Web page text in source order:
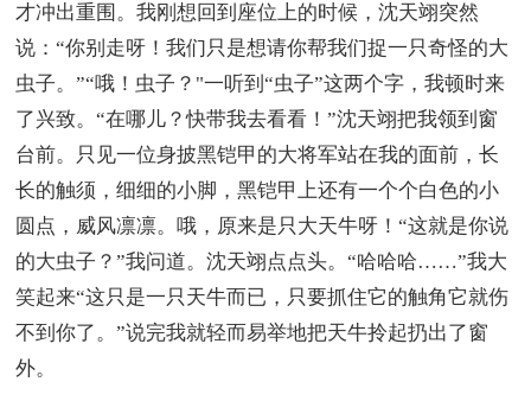
才冲出重围。我刚想回到座位上的时候，沈天翊突然
说：“你别走呀！我们只是想请你帮我们捉一只奇怪的大
虫子。”“哦！虫子？"一听到“虫子”这两个字，我顿时来
了兴致。“在哪儿？快带我去看看！”沈天翊把我领到窗
台前。只见一位身披黑铠甲的大将军站在我的面前，长
长的触须，细细的小脚，黑铠甲上还有一个个白色的小
圆点，威风凛凛。哦，原来是只大天牛呀！“这就是你说
的大虫子？”我问道。沈天翊点点头。“哈哈哈……”我大
笑起来“这只是一只天牛而已，只要抓住它的触角它就伤
不到你了。”说完我就轻而易举地把天牛拎起扔出了窗
外。